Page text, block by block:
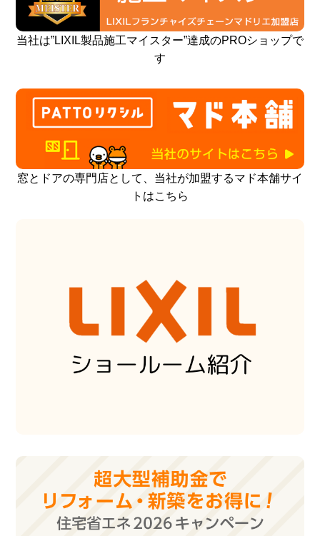
当社は”LIXIL製品施工マイスター”達成のPROショップで
す
窓とドアの専門店として、当社が加盟するマド本舗サイ
トはこちら